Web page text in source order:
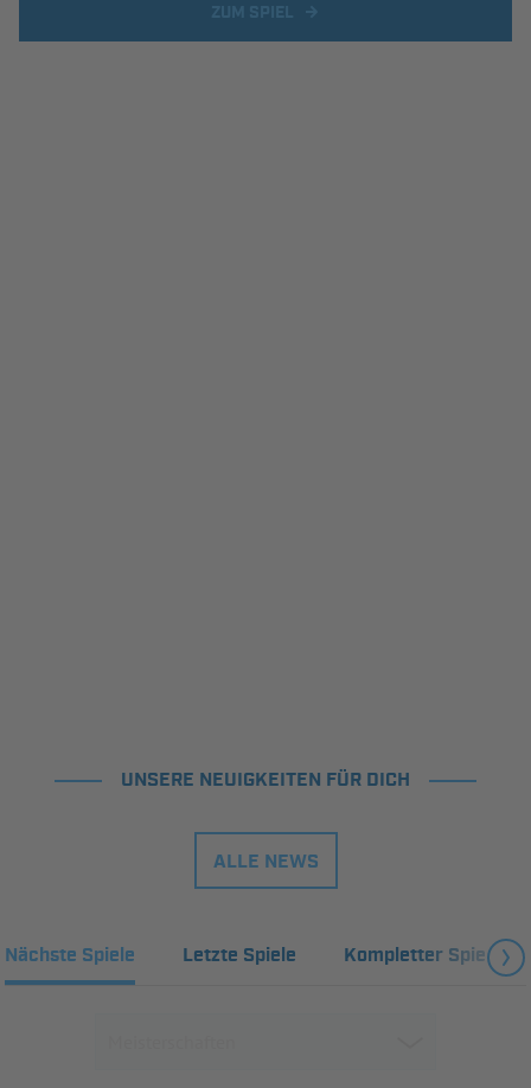
UNSERE NEUIGKEITEN FÜR DICH
ALLE NEWS
Nächste Spiele Letzte Spiele Kompletter Spielplan